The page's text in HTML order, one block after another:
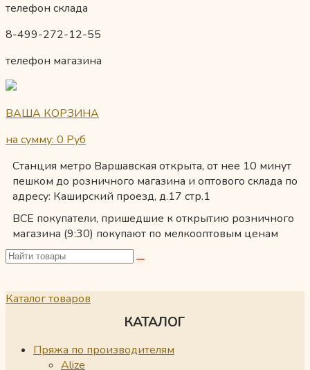
телефон склада
8-499-272-12-55
телефон магазина
ВАША КОРЗИНА
на сумму: 0 Руб
Станция метро Варшавская открыта, от нее 10 минут
пешком до розничного магазина и оптового склада по
адресу: Каширский проезд, д.17 стр.1
ВСЕ покупатели, пришедшие к открытию розничного
магазина (9:30) покупают по мелкооптовым ценам
Каталог товаров
КАТАЛОГ
Пряжа по производителям
Alize